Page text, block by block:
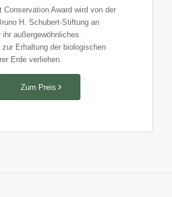
Conservation Award wird von der
H. Schubert-Stiftung an
ihr außergewöhnliches
zur Erhaltung der biologischen
Erde verliehen.
Zum Preis